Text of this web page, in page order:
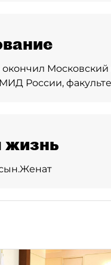
окончил
России,
жизнь
Женат